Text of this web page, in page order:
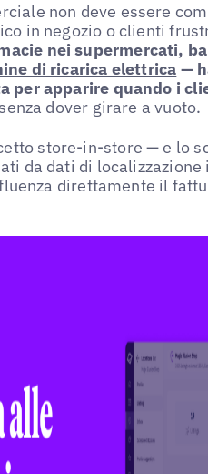
non deve essere
in negozio o clienti
nei supermercati,
di ricarica elettrica —
per apparire quando i
dover girare a vuoto.
store-in-store — e lo
da dati di
direttamente il